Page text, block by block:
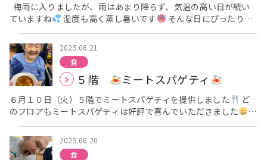
梅雨に入りましたが、雨はあまり降らず、気温の高い日が続い
ていますね
湿度も高く蒸し暑いです
そんな日にぴったりの
デザート「水ようかん」を６月１６日（月）に作りました
材
料はたったの３つ！！ ・ゼラチン ・こしあん ・お湯 だけで
す。 作り方も簡単で、お湯でゼラチンを溶かし、その中にあん
こを入れてしっかり混ぜます！ 後は容器に流し入れて冷蔵庫で冷
やし固めるだけです！ ←今から冷蔵庫で固めていきます
← 人数分に切り分けてもらっています では、皆さんでいただ
きます
「甘くて美味しいわぁ～」「冷たくて美味しいわぁ
～」と言って召し上がっていました
７月のクッキングも楽し
みにしていてください
アーバンケア稲田栄養課 高倉
2025.06.21
食
５階 ミートスパゲティ
６月１０日（火）５階でミートスパゲティを提供しました
ど
のフロアもミートスパゲティは好評で喜んでいただきました
おかわりも沢山していただきました
召し上がっている様子を
どうぞ
皆さん、素敵な笑顔です
ンケア稲田栄養課 高倉
2025.06.20
食